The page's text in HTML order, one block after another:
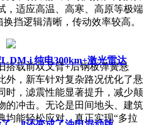
，适应高温、高寒、高原等极端
挡逻辑清晰，传动效率较高。
搭载前双叉臂+后钢板弹簧悬
外，新车针对复杂路况优化了悬
时，滤震性能显著提升，减少颠
的冲击。无论是田间地头、建筑
均能轻松应对，真正实现“多拉
DM-i 纯电300km+激光雷达